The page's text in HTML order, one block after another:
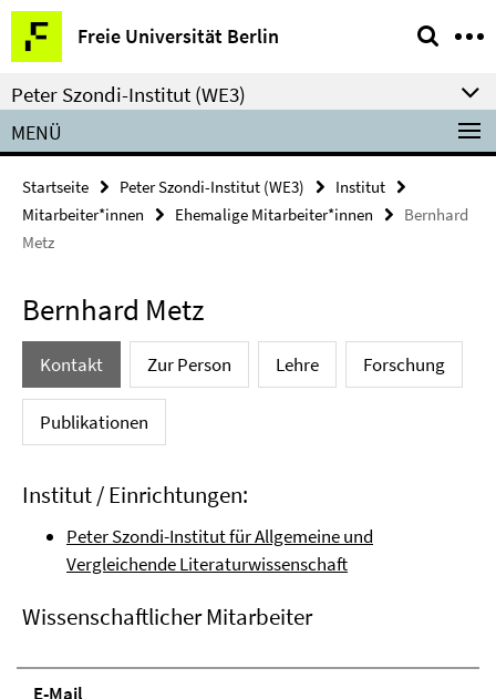
Springe
direkt
zu
Inhalt
Freie Universität Berlin
Service-
Navigation
Peter Szondi-Institut (WE3)
MENÜ
Startseite Peter Szondi-Institut (WE3)
Institut
Mitarbeiter*innen
Ehemalige Mitarbeiter*innen
Bernhard
Metz
Bernhard Metz
Kontakt Zur Person Lehre Forschung
Publikationen
Institut / Einrichtungen:
Peter Szondi-Institut für Allgemeine und
Vergleichende Literaturwissenschaft
Wissenschaftlicher Mitarbeiter
E-Mail